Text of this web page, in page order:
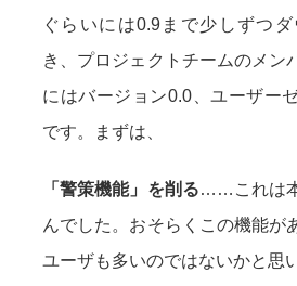
ぐらいには0.9まで少しずつ
き、プロジェクトチームのメン
にはバージョン0.0、ユーザー
です。まずは、
「警策機能」を削る……これは
んでした。おそらくこの機能が
ユーザも多いのではないかと思